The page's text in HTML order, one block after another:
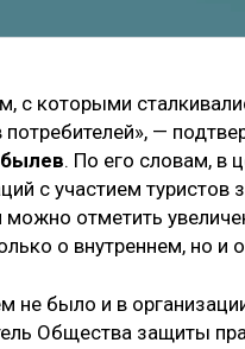
с которыми
потребителей», —
. По его словам, в
с участием туристов
можно отметить
о внутреннем, но
не было и в
Общества защиты